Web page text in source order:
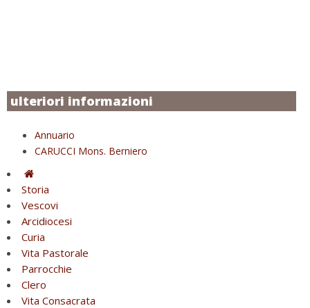
ulteriori informazioni
Annuario
CARUCCI Mons. Berniero
Storia
Vescovi
Arcidiocesi
Curia
Vita Pastorale
Parrocchie
Clero
Vita Consacrata